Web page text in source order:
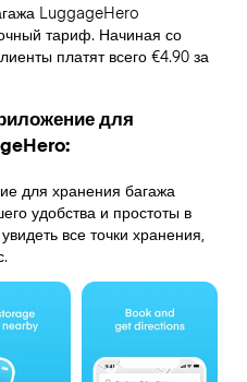
LuggageHero
тариф. Начиная со
платят всего €4.90 за
для
для хранения багажа
удобства и простоты в
все точки хранения,